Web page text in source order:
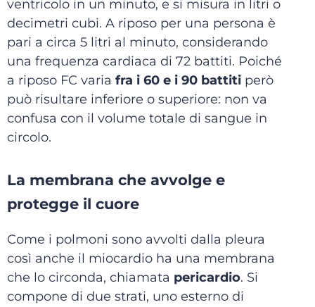
ventricolo in un minuto, e si misura in litri o
decimetri cubi. A riposo per una persona è
pari a circa 5 litri al minuto, considerando
una frequenza cardiaca di 72 battiti. Poiché
a riposo FC varia fra i 60 e i 90 battiti però
può risultare inferiore o superiore: non va
confusa con il volume totale di sangue in
circolo.
La membrana che avvolge e
protegge il cuore
Come i polmoni sono avvolti dalla pleura
così anche il miocardio ha una membrana
che lo circonda, chiamata pericardio. Si
compone di due strati, uno esterno di